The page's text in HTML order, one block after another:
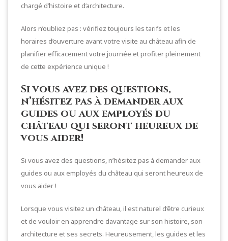
chargé d’histoire et d’architecture.
Alors n’oubliez pas : vérifiez toujours les tarifs et les
horaires d’ouverture avant votre visite au château afin de
planifier efficacement votre journée et profiter pleinement
de cette expérience unique !
Si vous avez des questions,
n’hésitez pas à demander aux
guides ou aux employés du
château qui seront heureux de
vous aider!
Si vous avez des questions, n’hésitez pas à demander aux
guides ou aux employés du château qui seront heureux de
vous aider !
Lorsque vous visitez un château, il est naturel d’être curieux
et de vouloir en apprendre davantage sur son histoire, son
architecture et ses secrets. Heureusement, les guides et les